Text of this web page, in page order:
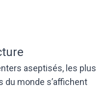
aseptisés, les plus
du monde s’affichent